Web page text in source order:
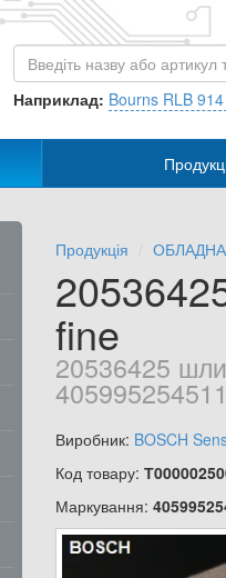
Наприклад: Bourns RLB
Продукція
fine
20536425
Виробник: BOSCH
Код товару:
Маркування: